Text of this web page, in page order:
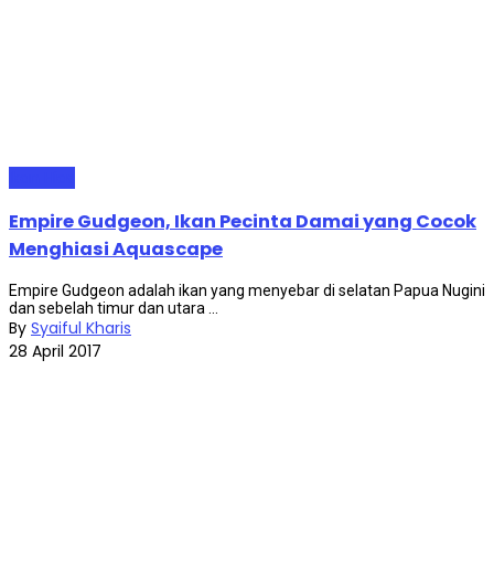
Empire Gudgeon, Ikan Pecinta Damai yang Cocok
Menghiasi Aquascape
Empire Gudgeon adalah ikan yang menyebar di selatan Papua Nugini
dan sebelah timur dan utara ...
By Syaiful Kharis
28 April 2017